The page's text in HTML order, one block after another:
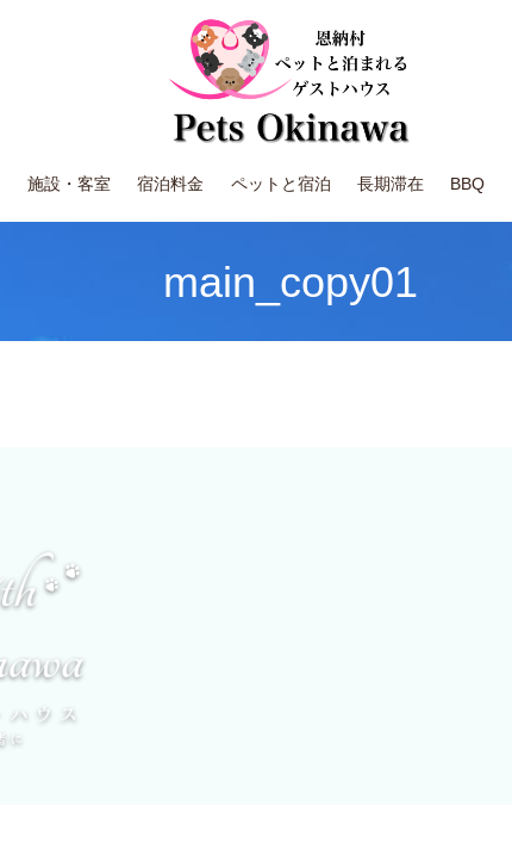
施設・客室 宿泊料金 ペットと宿泊 長期滞在 BBQ
main_copy01